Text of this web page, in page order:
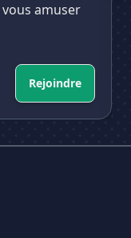
amuser
Rejoindre